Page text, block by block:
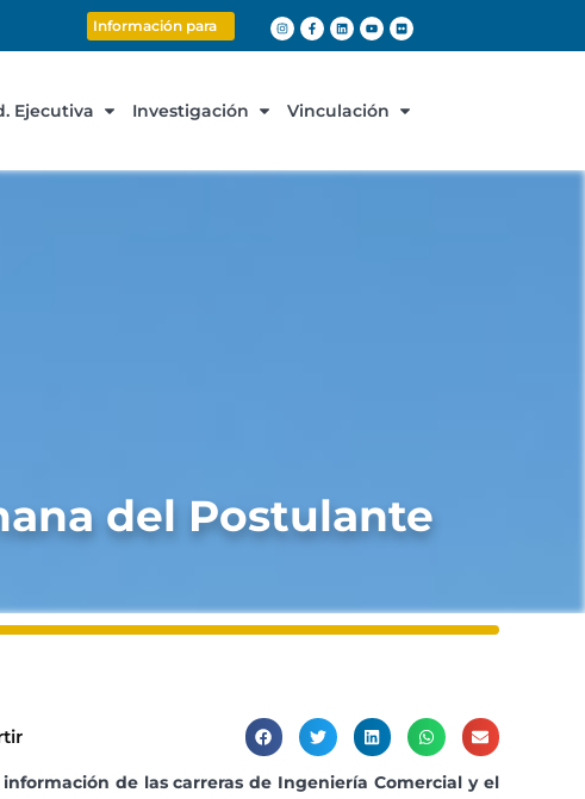
Información para
Ejecutiva Investigación Vinculación
del Postulante
de las carreras de Ingeniería Comercial y el